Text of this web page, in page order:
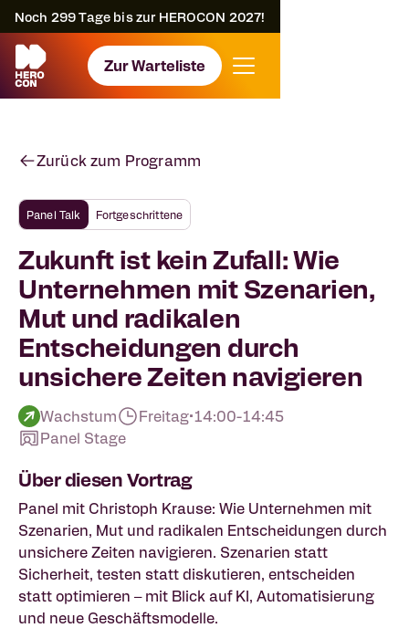
Noch 299Tage bis zur HEROCON 2027!
Zur Warteliste
Zurück zum Programm
Panel Talk Fortgeschrittene
Zukunft ist kein Zufall: Wie
Unternehmen mit Szenarien,
Mut und radikalen
Entscheidungen durch
unsichere Zeiten navigieren
Wachstum Freitag•14:00-14:45
Panel Stage
Über diesen Vortrag
Panel mit Christoph Krause: Wie Unternehmen mit
Szenarien, Mut und radikalen Entscheidungen durch
unsichere Zeiten navigieren. Szenarien statt
Sicherheit, testen statt diskutieren, entscheiden
statt optimieren – mit Blick auf KI, Automatisierung
und neue Geschäftsmodelle.